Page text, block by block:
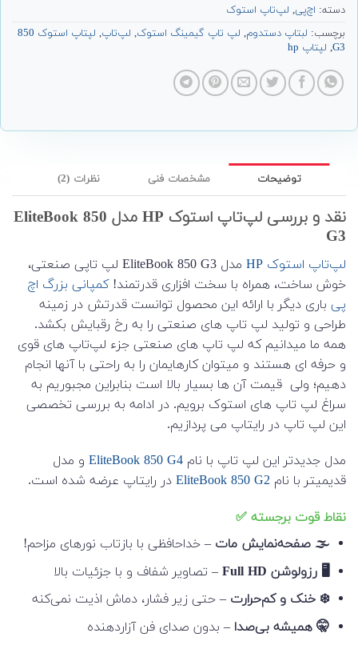
دسته: اچ‌پی, لپ‌تاپ استوک
برچسب: لبتاپ دستدوم, لپ تاپ گیمینگ استوک, لپ‌تاپ,
لپتاپ استوک 850
G3
, لپتاپ hp
توضیحات مشخصات فنی نظرات (2)
نقد و بررسی لپ‌تاپ استوک HP مدل EliteBook 850
G3
لپ‌تاپ استوک HP
مدل EliteBook 850 G3 لپ تاپی صنعتی،
خوش ساخت، همراه با سخت افزاری قدرتمند!کمپانی بزرگ اچ
پی باری دیگر با ارائه این محصول توانست قدرتش در زمینه
طراحی و تولید لپ تاپ های صنعتی را به رخ رقبایش بکشد.
همه ما میدانیم که لپ تاپ های صنعتی جزء لپ‌تاپ های قوی
و حرفه ای هستند و میتوان کارهایمان را به راحتی با آنها انجام
دهیم؛ ولی قیمت آن ها بسیار بالا است بنابراین مجبوریم به
سراغ لپ تاپ های استوک برویم. در ادامه به بررسی تخصصی
این لپ تاپ در رایتاپ می پردازیم.
مدل جدیدتر این لپ تاپ با نام EliteBook 850 G4 و مدل
قدیمیتر با نام EliteBook 850 G2 در رایتاپ عرضه شده است.
نقاط قوت برجسته ✅
🌫️ صفحه‌نمایش مات – خداحافظی با بازتاب نورهای مزاحم!
🖥️ رزولوشن Full HD
– تصاویر شفاف و با جزئیات بالا
❄️ خنک و کم‌حرارت – حتی زیر فشار، دماش اذیت نمی‌کنه
🤫 همیشه بی‌صدا – بدون صدای فن آزاردهنده